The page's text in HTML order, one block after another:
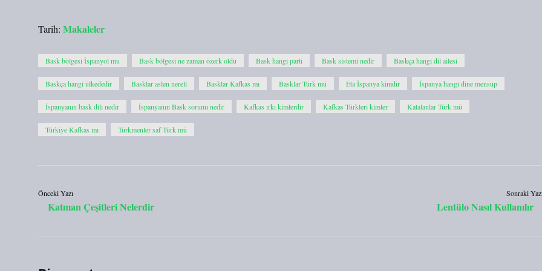
Tarih: Makaleler
Bask bölgesi İspanyol mu Bask bölgesi ne zaman özerk oldu Bask hangi parti Bask sistemi nedir Baskça hangi dil ailesi
Baskça hangi ülkededir Basklar aslen nereli Basklar Kafkas mı Basklar Türk mü Eta İspanya kimdir İspanya hangi dine mensup
İspanyanın bask dili nedir İspanyanın Bask sorunu nedir Kafkas ırkı kimlerdir Kafkas Türkleri kimler Katalanlar Türk mü
Türkiye Kafkas mı Türkmenler saf Türk mü
Önceki Yazı
Katman Çeşitleri Nelerdir
Sonraki
Lentülo Nasıl Kullanılır